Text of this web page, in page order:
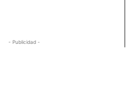
- Publicidad -